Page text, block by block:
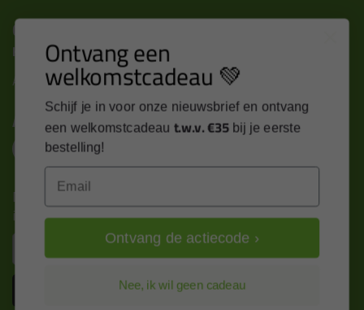
Contact
Kitcentrum B.V.
Alle contactgegevens >
Altijd op de hoogte blijven?
Nieuws, tips en exclusieve deals rechtstreeks in je
inbox
Inschrijven
Ontvang een
welkomstcadeau 💚
Schijf je in voor onze nieuwsbrief en ontvang
een welkomstcadeau t.w.v. €35 bij je eerste
bestelling!
Ontvang de actiecode ›
Nee, ik wil geen cadeau